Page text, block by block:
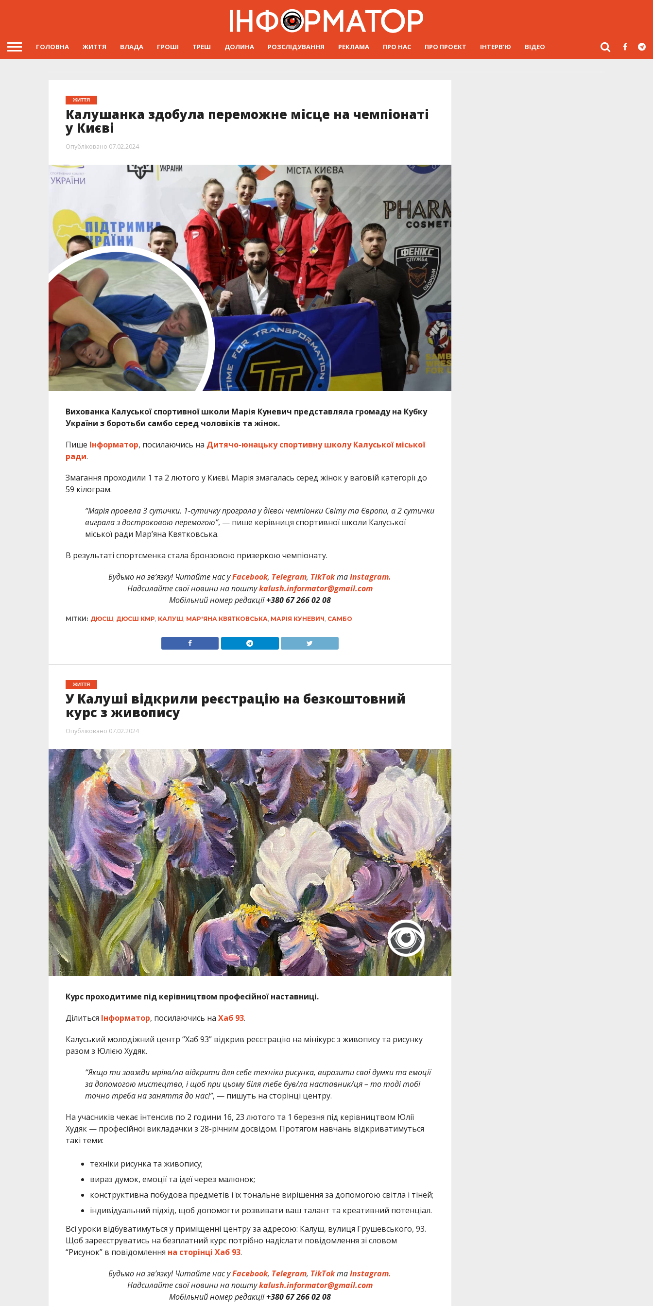
ГОЛОВНА ЖИТТЯ ВЛАДА ГРОШІ ТРЕШ ДОЛИНА РОЗСЛІДУВАННЯ РЕКЛАМА ПРО НАС ПРО ПРОЄКТ ІНТЕРВ’Ю ВІДЕО
ЖИТТЯ
Калушанка здобула переможне місце на чемпіонаті
у Києві
Опубліковано 07.02.2024
Вихованка Калуської спортивної школи Марія Куневич представляла громаду на Кубку
України з боротьби самбо серед чоловіків та жінок.
Пише Інформатор, посилаючись на Дитячо-юнацьку спортивну школу Калуської міської
ради.
Змагання проходили 1 та 2 лютого у Києві. Марія змагалась серед жінок у ваговій категорії до
59 кілограм.
“Марія провела 3 сутички. 1-сутичку програла у дієвої чемпіонки Світу та Європи, а 2 сутички
виграла з достроковою перемогою”, — пише керівниця спортивної школи Калуської
міської ради Мар’яна Квятковська.
В результаті спортсменка стала бронзовою призеркою чемпіонату.
Будьмо на зв’язку! Читайте нас уFacebook, Telegram, TikTokтаInstagram.
Надсилайте свої новини на поштуkalush.informator@gmail.com
Мобільний номер редакції+380 67 266 02 08
МІТКИ: ДЮСШ, ДЮСШ КМР, КАЛУШ, МАР'ЯНА КВЯТКОВСЬКА, МАРІЯ КУНЕВИЧ, САМБО
ЖИТТЯ
У Калуші відкрили реєстрацію на безкоштовний
курс з живопису
Опубліковано 07.02.2024
Курс проходитиме під керівництвом професійної наставниці.
Ділиться Інформатор, посилаючись на Хаб 93.
Калуський молодіжний центр “Хаб 93” відкрив реєстрацію на мінікурс з живопису та рисунку
разом з Юлією Худяк.
“Якщо ти завжди мріяв/ла відкрити для себе техніки рисунка, виразити свої думки та емоції
за допомогою мистецтва, і щоб при цьому біля тебе був/ла наставник/ця – то тоді тобі
точно треба на заняття до нас!”, — пишуть на сторінці центру.
На учасників чекає інтенсив по 2 години 16, 23 лютого та 1 березня під керівництвом Юлії
Худяк — професійної викладачки з 28-річним досвідом. Протягом навчань відкриватимуться
такі теми:
техніки рисунка та живопису;
вираз думок, емоції та ідеї через малюнок;
конструктивна побудова предметів і їх тональне вирішення за допомогою світла і тіней;
індивідуальний підхід, щоб допомогти розвивати ваш талант та креативний потенціал.
Всі уроки відбуватимуться у приміщенні центру за адресою: Калуш, вулиця Грушевського, 93.
Щоб зареєструватись на безплатний курс потрібно надіслати повідомлення зі словом
“Рисунок” в повідомлення на сторінці Хаб 93.
Будьмо на зв’язку! Читайте нас уFacebook, Telegram, TikTokтаInstagram.
Надсилайте свої новини на поштуkalush.informator@gmail.com
Мобільний номер редакції+380 67 266 02 08